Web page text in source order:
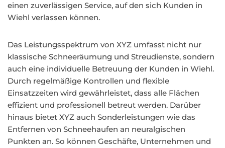
einen zuverlässigen Service, auf den sich Kunden in
Wiehl verlassen können.
Das Leistungsspektrum von XYZ umfasst nicht nur
klassische Schneeräumung und Streudienste, sondern
auch eine individuelle Betreuung der Kunden in Wiehl.
Durch regelmäßige Kontrollen und flexible
Einsatzzeiten wird gewährleistet, dass alle Flächen
effizient und professionell betreut werden. Darüber
hinaus bietet XYZ auch Sonderleistungen wie das
Entfernen von Schneehaufen an neuralgischen
Punkten an. So können Geschäfte, Unternehmen und